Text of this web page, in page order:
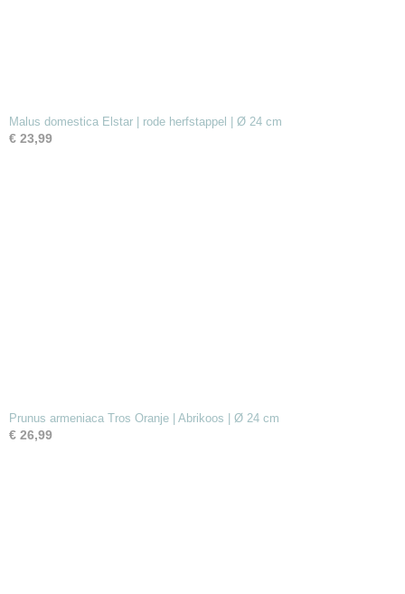
Malus domestica Elstar | rode herfstappel | Ø 24 cm
€ 23,99
Prunus armeniaca Tros Oranje | Abrikoos | Ø 24 cm
€ 26,99